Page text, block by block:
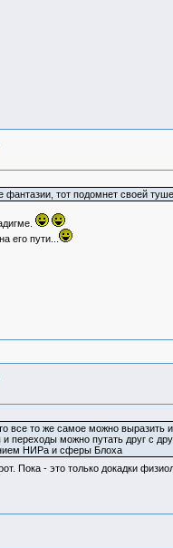
тот подомнет своей
его пути...
все то же самое можно выразить
переходы можно путать друг с
НИРа и сферы Блоха
Пока - это только докадки